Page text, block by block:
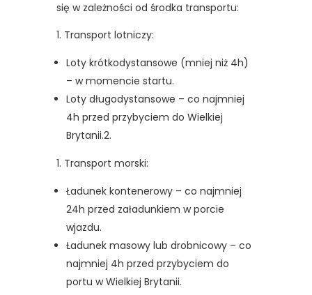
się w zależności od środka transportu:
Transport lotniczy:
Loty krótkodystansowe (mniej niż 4h)
– w momencie startu.
Loty długodystansowe – co najmniej
4h przed przybyciem do Wielkiej
Brytanii.2.
Transport morski:
Ładunek kontenerowy – co najmniej
24h przed załadunkiem w porcie
wjazdu.
Ładunek masowy lub drobnicowy – co
najmniej 4h przed przybyciem do
portu w Wielkiej Brytanii.